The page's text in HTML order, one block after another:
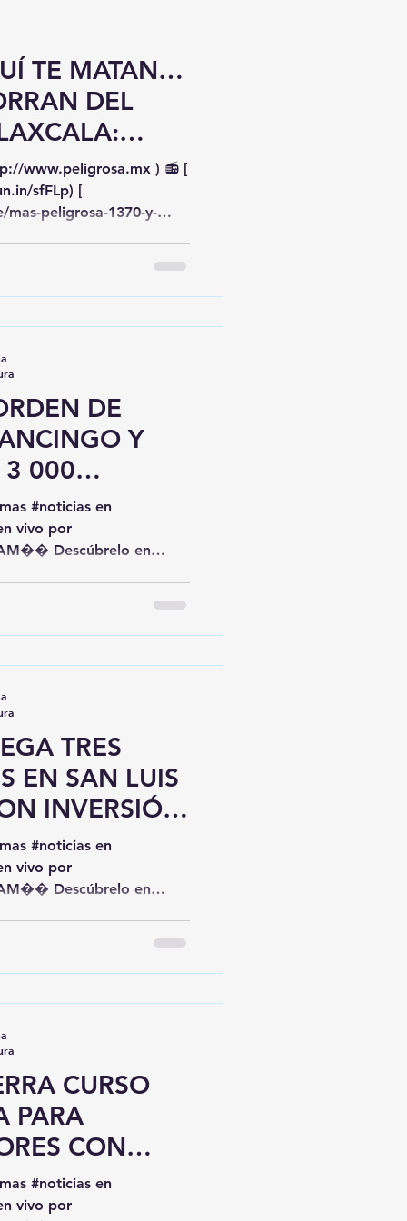
encontrados en
TE MATAN…
DEL
Y LUEGO
CONTEO 🚨💀
www.peligrosa.mx ) 📻 [
sfFLp) [
peligrosa-1370-y-
) 🎉🥳🎊
DE
Y
3 000
vivo por
Descúbrelo en
tus comentarios o
247 132 5496 y
juez federal en una
TRES
EN SAN LUIS
INVERSIÓN
MILLONES DE
vivo por
Descúbrelo en
247 132 5496 y
Bonilla entregaron
CURSO
PARA
CON
vivo por